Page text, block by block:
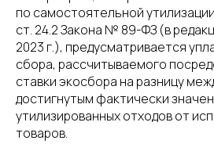
по самостоятельной
ст. 24.2 Закона № 89-ФЗ (в
2023 г.), предусматривается
сбора, рассчитываемого
ставки экосбора на разницу
достигнутым фактически
утилизированных отходов от
товаров.